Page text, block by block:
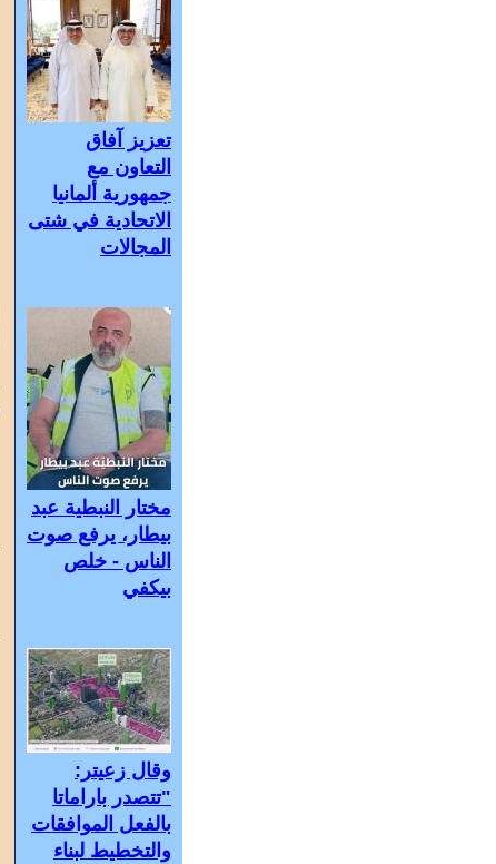
تعزيز آفاق
التعاون مع
جمهورية ألمانيا
الاتحادية في شتى
المجالات
مختار النبطية عبد
بيطار، يرفع صوت
الناس - خلص
بيكفي
وقال زعيتر:
"تتصدر باراماتا
بالفعل الموافقات
والتخطيط لبناء